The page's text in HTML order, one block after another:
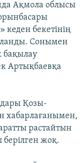
Ақмола облысы
кеден бекетінің
Сонымен
бақылау
Артықбаевқа
Қозы-
хабарлағанымен,
растайтын
жоқ.